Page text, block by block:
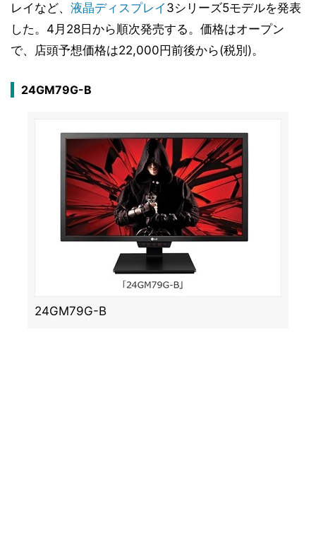
レイなど、 液晶ディスプレイ 3シリーズ5モデルを発表
した。4月28日から順次発売する。価格はオープン
で、店頭予想価格は22,000円前後から(税別)。
24GM79G-B
24GM79G-B